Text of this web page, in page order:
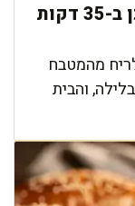
בלינצס גבינה מלוח משגע: מוכן ב-35 דקות
מהמטבח
והבית